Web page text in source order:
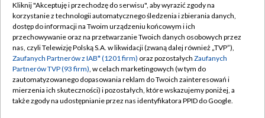
TVP
Abonament TVP
Emisja w TVP
Centrum informacji TVP
Naziemna Telewizja Cyfrowa
Regulamin TVP
Polityka prywatności
Moje zgody
Pomoc
Kliknij "Akceptuję i przechodzę do serwisu", aby wyrazić zgody na
korzystanie z technologii automatycznego śledzenia i zbierania danych,
dostęp do informacji na Twoim urządzeniu końcowym i ich
przechowywanie oraz na przetwarzanie Twoich danych osobowych przez
nas, czyli Telewizję Polską S.A. w likwidacji (zwaną dalej również „TVP”),
Zaufanych Partnerów z IAB* (1201 firm) oraz pozostałych Zaufanych
Partnerów TVP (93 firm), w celach marketingowych (w tym do
zautomatyzowanego dopasowania reklam do Twoich zainteresowań i
mierzenia ich skuteczności) i pozostałych, które wskazujemy poniżej, a
także zgody na udostępnianie przez nas identyfikatora PPID do Google.